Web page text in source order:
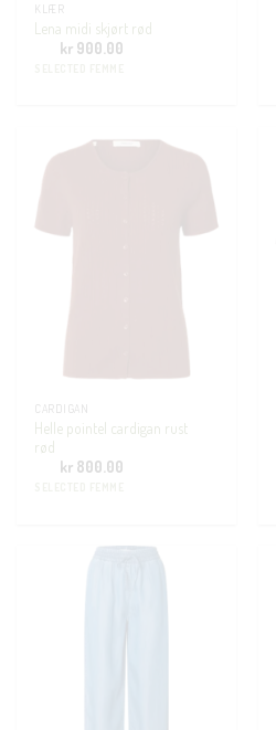
KLÆR
Lena midi skjørt rød
kr 900.00
CARDIGAN
Helle pointel cardigan rust
rød
kr 800.00